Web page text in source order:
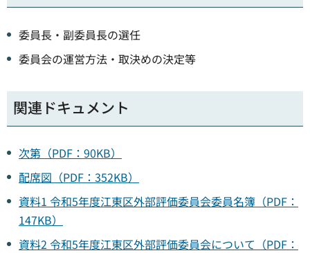
委員長・副委員長の選任
委員会の運営方法・取決めの決定等
関連ドキュメント
次第（PDF：90KB）
配席図（PDF：352KB）
資料1 令和5年度江東区外部評価委員会委員名簿（PDF：
147KB）
資料2 令和5年度江東区外部評価委員会について（PDF：